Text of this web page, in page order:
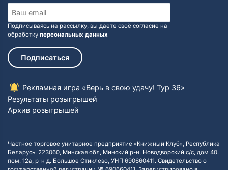
Подписываясь на рассылку, вы даете своё согласие на
обработку персональных данных
Подписаться
Рекламная игра «Верь в свою удачу! Тур 36»
Результаты розыгрышей
Архив розыгрышей
Частное торговое унитарное предприятие «Книжный Клуб», Республика
Беларусь, 223060, Минская обл, Минский р-н, Новодворский с/с, дом 40,
пом. 12а, р-н д. Большое Стиклево, УНП 690660411. Свидетельство о